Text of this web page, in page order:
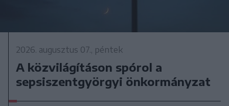
2026. augusztus 07., péntek
A közvilágításon spórol a
sepsiszentgyörgyi önkormányzat